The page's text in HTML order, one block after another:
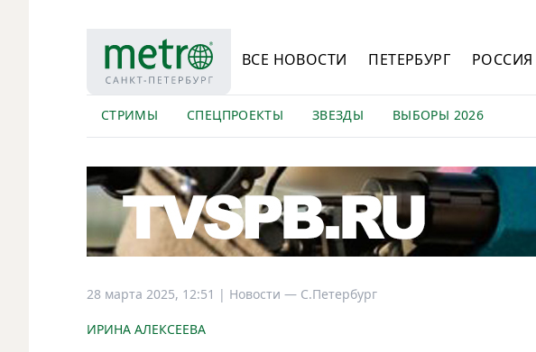
ВСЕ НОВОСТИ ПЕТЕРБУРГ РОССИЯ
СТРИМЫ СПЕЦПРОЕКТЫ ЗВЕЗДЫ ВЫБОРЫ 2026
28 марта 2025, 12:51 | Новости — С.Петербург
ИРИНА АЛЕКСЕЕВА